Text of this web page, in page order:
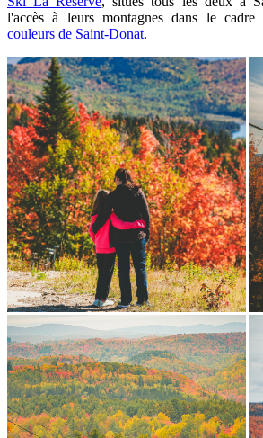
l'accès à leurs montagnes dans le
couleurs de Saint-Donat.